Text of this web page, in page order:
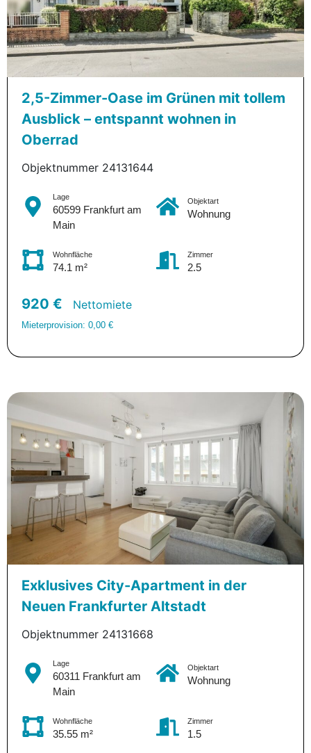
2,5-Zimmer-Oase im Grünen mit tollem
Ausblick – entspannt wohnen in
Oberrad
Objektnummer 24131644
Lage
60599 Frankfurt am
Main
Objektart
Wohnung
Wohnfläche
74.1 m²
Zimmer
2.5
920 € Nettomiete
Mieterprovision: 0,00 €
Exklusives City-Apartment in der
Neuen Frankfurter Altstadt
Objektnummer 24131668
Lage
60311 Frankfurt am
Main
Objektart
Wohnung
Wohnfläche
35.55 m²
Zimmer
1.5